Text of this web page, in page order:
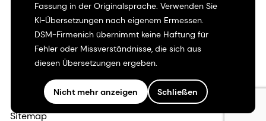
Fassung in der Originalsprache. Verwenden Sie
KI-Übersetzungen nach eigenem Ermessen.
DSM-Firmenich übernimmt keine Haftung für
Fehler oder Missverständnisse, die sich aus
diesen Übersetzungen ergeben.
Nicht mehr anzeigen Schließen
Kalifornien-Transparenz
Erklärung zur Zugänglichkeit
Rechtliche Informationen
Sitemap